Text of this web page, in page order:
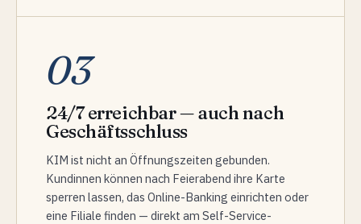
03
24/7 erreichbar — auch nach
Geschäftsschluss
KIM ist nicht an Öffnungszeiten gebunden.
Kundinnen können nach Feierabend ihre Karte
sperren lassen, das Online-Banking einrichten oder
eine Filiale finden — direkt am Self-Service-